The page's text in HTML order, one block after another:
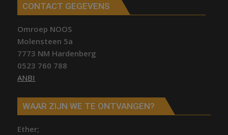
CONTACT GEGEVENS
Omroep NOOS
Molensteen 5a
7773 NM Hardenberg
0523 760 788
ANBI
WAAR ZIJN WE TE ONTVANGEN?
Ether;